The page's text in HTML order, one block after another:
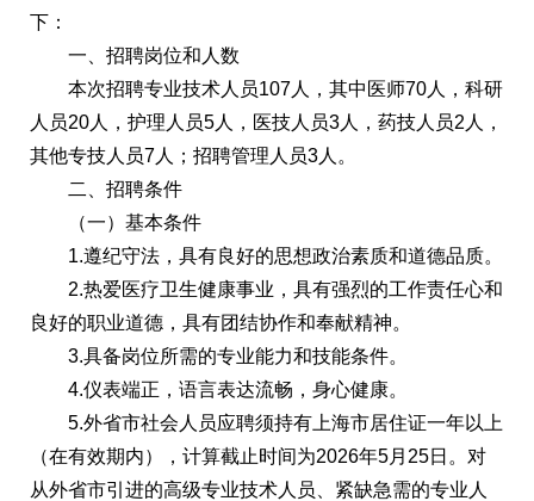
下：
一、招聘岗位和人数
本次招聘专业技术人员107人，其中医师70人，科研
人员20人，护理人员5人，医技人员3人，药技人员2人，
其他专技人员7人；招聘管理人员3人。
二、招聘条件
（一）基本条件
1.遵纪守法，具有良好的思想政治素质和道德品质。
2.热爱医疗卫生健康事业，具有强烈的工作责任心和
良好的职业道德，具有团结协作和奉献精神。
3.具备岗位所需的专业能力和技能条件。
4.仪表端正，语言表达流畅，身心健康。
5.外省市社会人员应聘须持有上海市居住证一年以上
（在有效期内），计算截止时间为2026年5月25日。对
从外省市引进的高级专业技术人员、紧缺急需的专业人